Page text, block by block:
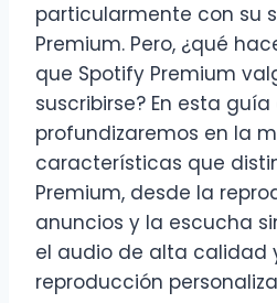
particularmente con su
Premium. Pero, ¿qué
que Spotify Premium
suscribirse? En esta
profundizaremos en la
características que
Premium, desde la
anuncios y la escucha
el audio de alta calidad
reproducción